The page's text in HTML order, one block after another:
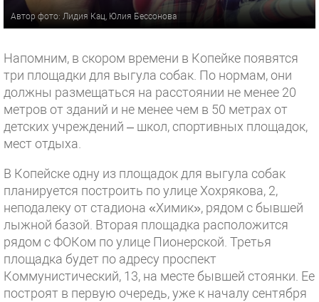
Автор фото: Лидия Кац, Юлия Бессонова
Напомним, в скором времени в Копейке появятся
три площадки для выгула собак. По нормам, они
должны размещаться на расстоянии не менее 20
метров от зданий и не менее чем в 50 метрах от
детских учреждений – школ, спортивных площадок,
мест отдыха.
В Копейске одну из площадок для выгула собак
планируется построить по улице Хохрякова, 2,
неподалеку от стадиона «Химик», рядом с бывшей
лыжной базой. Вторая площадка расположится
рядом с ФОКом по улице Пионерской. Третья
площадка будет по адресу проспект
Коммунистический, 13, на месте бывшей стоянки. Ее
построят в первую очередь, уже к началу сентября